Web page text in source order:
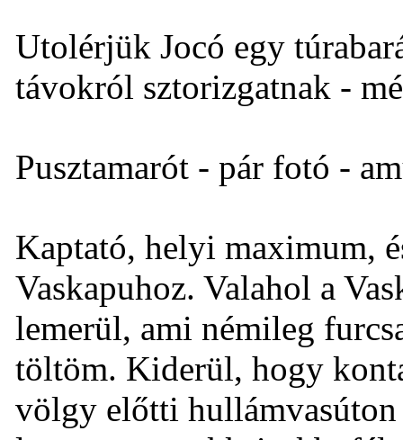
Utolérjük Jocó egy
távokról sztorizgatnak -
Pusztamarót - pár fotó -
Kaptató, helyi maximum,
Vaskapuhoz. Valahol a
lemerül, ami némileg
töltöm. Kiderül, hogy
völgy előtti